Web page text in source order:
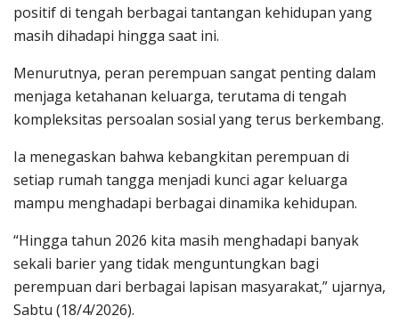
positif di tengah berbagai tantangan kehidupan yang
masih dihadapi hingga saat ini.
Menurutnya, peran perempuan sangat penting dalam
menjaga ketahanan keluarga, terutama di tengah
kompleksitas persoalan sosial yang terus berkembang.
Ia menegaskan bahwa kebangkitan perempuan di
setiap rumah tangga menjadi kunci agar keluarga
mampu menghadapi berbagai dinamika kehidupan.
“Hingga tahun 2026 kita masih menghadapi banyak
sekali barier yang tidak menguntungkan bagi
perempuan dari berbagai lapisan masyarakat,” ujarnya,
Sabtu (18/4/2026).